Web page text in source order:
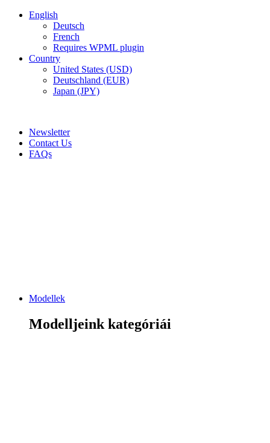
English
Deutsch
French
Requires WPML plugin
Country
United States (USD)
Deutschland (EUR)
Japan (JPY)
Newsletter
Contact Us
FAQs
Modellek
Modelljeink kategóriái